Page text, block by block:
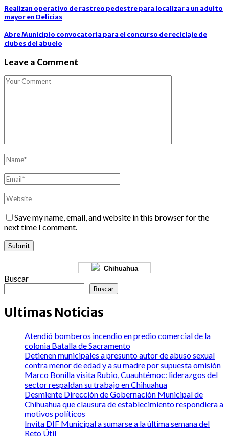
Realizan operativo de rastreo pedestre para localizar a un adulto
mayor en Delicias
Abre Municipio convocatoria para el concurso de reciclaje de
clubes del abuelo
Leave a Comment
Save my name, email, and website in this browser for the
next time I comment.
Chihuahua
Buscar
Buscar
Ultimas Noticias
Atendió bomberos incendio en predio comercial de la
colonia Batalla de Sacramento
Detienen municipales a presunto autor de abuso sexual
contra menor de edad y a su madre por supuesta omisión
Marco Bonilla visita Rubio, Cuauhtémoc: liderazgos del
sector respaldan su trabajo en Chihuahua
Desmiente Dirección de Gobernación Municipal de
Chihuahua que clausura de establecimiento respondiera a
motivos políticos
Invita DIF Municipal a sumarse a la última semana del
Reto Útil